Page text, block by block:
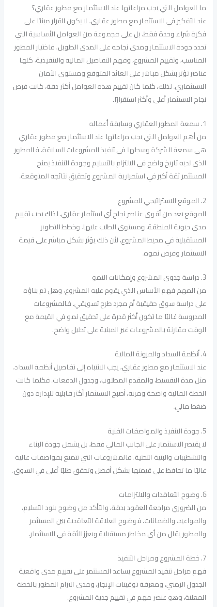
ما العوامل التي يجب مراعاتها عند الاستثمار مع مطور عقاري؟
عند التفكير في الاستثمار مع مطور عقاري، لا يكون القرار مبنيًا على
فكرة شراء وحدة فقط، بل على مجموعة من العوامل الأساسية التي
تحدد جودة الاستثمار ومدى نجاحه على المدى الطويل. فاختيار المطور
المناسب، وتقييم المشروع، وفهم التفاصيل المالية والتنفيذية، كلها
عناصر تؤثر بشكل مباشر على العائد المتوقع ومستوى الأمان
الاستثماري. لذلك، كلما كان تقييم هذه العوامل أكثر دقة، كانت فرص
نجاح الاستثمار أعلى وأكثر استقرارًا.
1. سمعة المطور العقاري وسابقة أعماله
من أهم العوامل التي يجب مراعاتها عند الاستثمار مع مطور عقاري
هي سمعة الشركة وسجلها في تنفيذ المشروعات السابقة. فالمطور
الذي لديه تاريخ واضح في الالتزام بالتسليم وجودة التنفيذ يمنح
المستثمر ثقة أكبر في استمرارية المشروع وتحقيق نتائجه المتوقعة.
2. الموقع الاستراتيجي للمشروع
الموقع يعد من أقوى عناصر نجاح أي استثمار عقاري. لذلك يجب تقييم
مدى حيوية المنطقة، ومستوى الطلب عليها، وخطط التطوير
المستقبلية في محيط المشروع، لأن ذلك يؤثر بشكل مباشر على قيمة
الاستثمار وفرص نموه.
3. دراسة جدوى المشروع وإمكانات النمو
من المهم فهم الأساس الذي يقوم عليه المشروع، وهل تم بناؤه
على دراسة سوق حقيقية أم مجرد طرح تسويقي. فالمشروعات
المدروسة غالبًا ما تكون أكثر قدرة على تحقيق نمو في القيمة مع
الوقت مقارنة بالمشروعات غير المبنية على تحليل واضح.
4. أنظمة السداد والمرونة المالية
عند الاستثمار مع مطور عقاري، يجب الانتباه إلى تفاصيل أنظمة السداد،
مثل مدة التقسيط، والمقدم المطلوب، وجدول الدفعات. فكلما كانت
الخطة المالية واضحة ومرنة، أصبح الاستثمار أكثر قابلية للإدارة دون
ضغط مالي.
5. جودة التنفيذ والمواصفات الفنية
لا يقتصر الاستثمار على الجانب المالي فقط، بل يشمل جودة البناء
والتشطيبات والبنية التحتية. فالمشروعات التي تتمتع بمواصفات عالية
غالبًا ما تحافظ على قيمتها بشكل أفضل وتحقق طلبًا أعلى في السوق.
6. وضوح التعاقدات والالتزامات
من الضروري مراجعة العقود بدقة، والتأكد من وضوح بنود التسليم،
والمواعيد، والضمانات. فوضوح العلاقة التعاقدية بين المستثمر
والمطور يقلل من أي مخاطر مستقبلية ويعزز الثقة في الاستثمار.
7. خطة المشروع ومراحل التنفيذ
فهم مراحل تنفيذ المشروع يساعد المستثمر على تقييم مدى واقعية
الجدول الزمني، ومعرفة توقيتات الإنجاز، ومدى التزام المطور بالخطة
المعلنة، وهو عنصر مهم في تقييم جدية المشروع.